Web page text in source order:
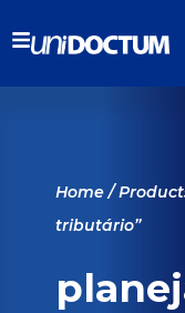
Home/
tributário”